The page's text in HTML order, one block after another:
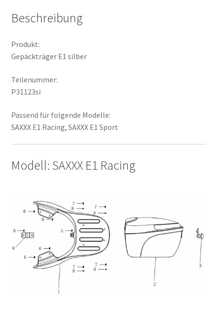
Beschreibung
Produkt:
Gepäckträger E1 silber
Teilenummer:
P31123si
Passend für folgende Modelle:
SAXXX E1 Racing, SAXXX E1 Sport
Modell: SAXXX E1 Racing